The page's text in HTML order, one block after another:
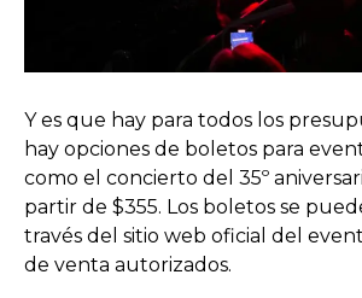
Y es que hay para todos los
hay opciones de boletos para
como el concierto del 35º
partir de $355. Los boletos se
través del sitio web oficial del
de venta autorizados.